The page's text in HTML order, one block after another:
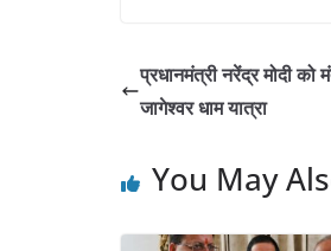
प्रधानमंत्री नरेंद्र मोदी
जागेश्वर धाम यात्रा
You May